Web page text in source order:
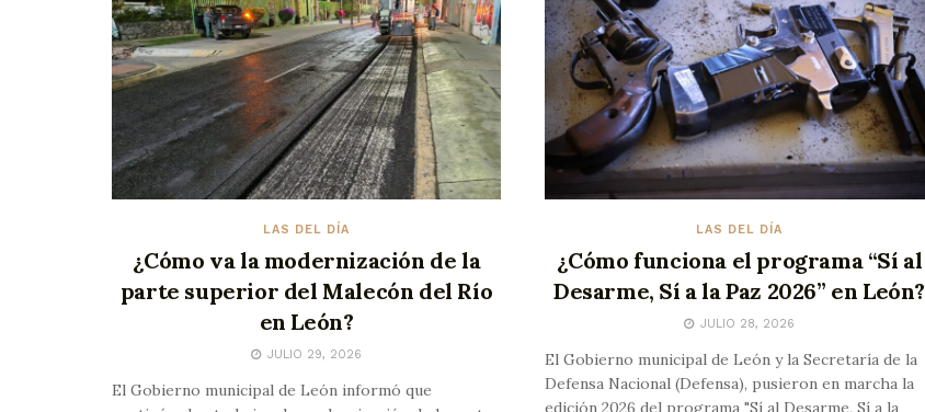
LAS DEL DÍA
¿Cómo va la modernización de la
parte superior del Malecón del Río
en León?
JULIO 29, 2026
El Gobierno municipal de León informó que
LAS DEL DÍA
¿Cómo funciona el programa “Sí al
Desarme, Sí a la Paz 2026” en León?
JULIO 28, 2026
El Gobierno municipal de León y la Secretaría de la
Defensa Nacional (Defensa), pusieron en marcha la